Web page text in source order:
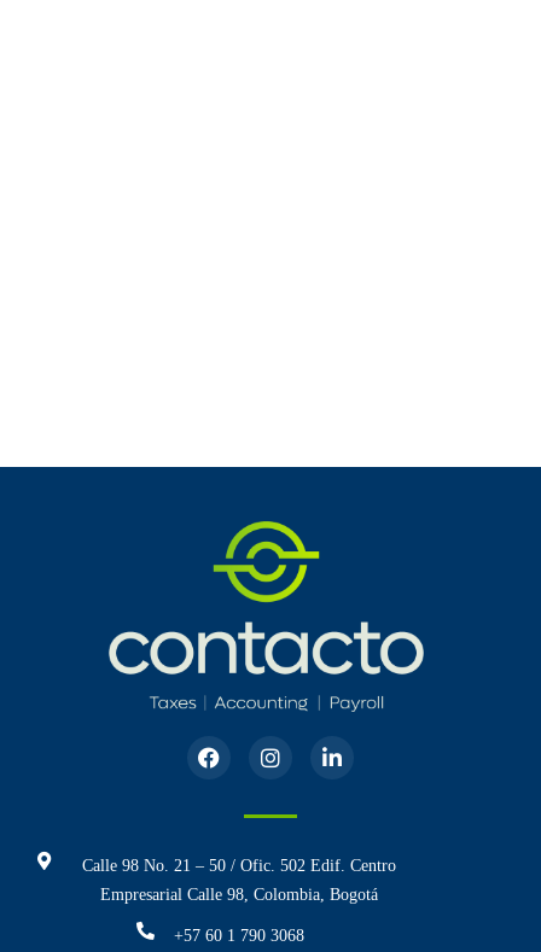
Calle 98 No. 21 – 50 / Ofic. 502 Edif. Centro
Empresarial Calle 98, Colombia, Bogotá
+57 60 1 790 3068